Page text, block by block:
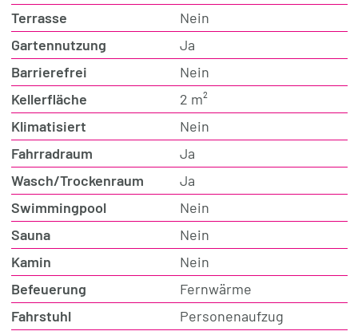
Terrasse
Nein
Gartennutzung
Ja
Barrierefrei
Nein
Kellerfläche
2 m²
Klimatisiert
Nein
Fahrradraum
Ja
Wasch/Trockenraum
Ja
Swimmingpool
Nein
Sauna
Nein
Kamin
Nein
Befeuerung
Fernwärme
Fahrstuhl
Personenaufzug